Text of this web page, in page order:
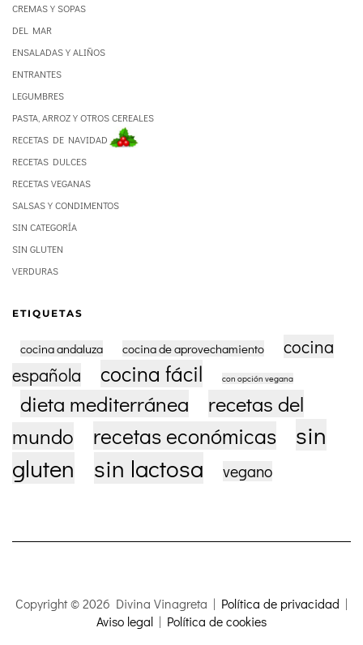
CREMAS Y SOPAS
DEL MAR
ENSALADAS Y ALIÑOS
ENTRANTES
LEGUMBRES
PASTA, ARROZ Y OTROS CEREALES
RECETAS DE NAVIDAD
RECETAS DULCES
RECETAS VEGANAS
SALSAS Y CONDIMENTOS
SIN CATEGORÍA
SIN GLUTEN
VERDURAS
ETIQUETAS
cocina andaluza cocina de aprovechamiento
cocina
española
cocina fácil con opción vegana
dieta mediterránea
recetas del
mundo
recetas económicas
sin
gluten
sin lactosa vegano
Copyright ©2026 Divina Vinagreta | Política de privacidad |
Aviso legal | Política de cookies